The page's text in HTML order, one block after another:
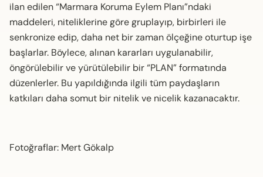
ilan edilen “Marmara Koruma Eylem Planı”ndaki
maddeleri, niteliklerine göre gruplayıp, birbirleri ile
senkronize edip, daha net bir zaman ölçeğine oturtup işe
başlarlar. Böylece, alınan kararları uygulanabilir,
öngörülebilir ve yürütülebilir bir “PLAN” formatında
düzenlerler. Bu yapıldığında ilgili tüm paydaşların
katkıları daha somut bir nitelik ve nicelik kazanacaktır.
Fotoğraflar: Mert Gökalp